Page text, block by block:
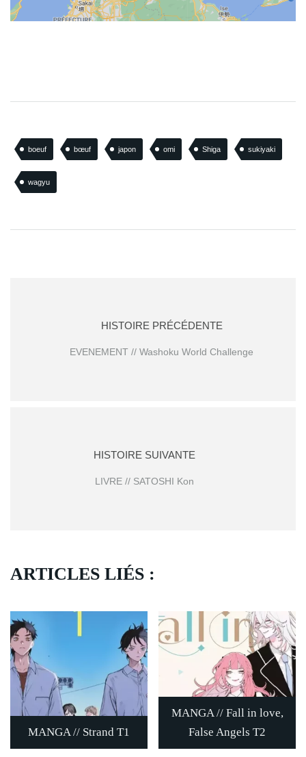
boeuf bœuf japon omi Shiga sukiyaki
wagyu
HISTOIRE PRÉCÉDENTE
EVENEMENT // Washoku World Challenge
HISTOIRE SUIVANTE
LIVRE // SATOSHI Kon
ARTICLES LIÉS :
MANGA // Strand T1
MANGA // Fall in love,
False Angels T2